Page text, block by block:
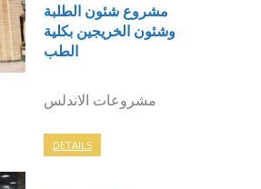
مشروع شئون الطلبة
وشئون الخريجين بكلية
الطب
مشروعات الاندلس
DETAILS